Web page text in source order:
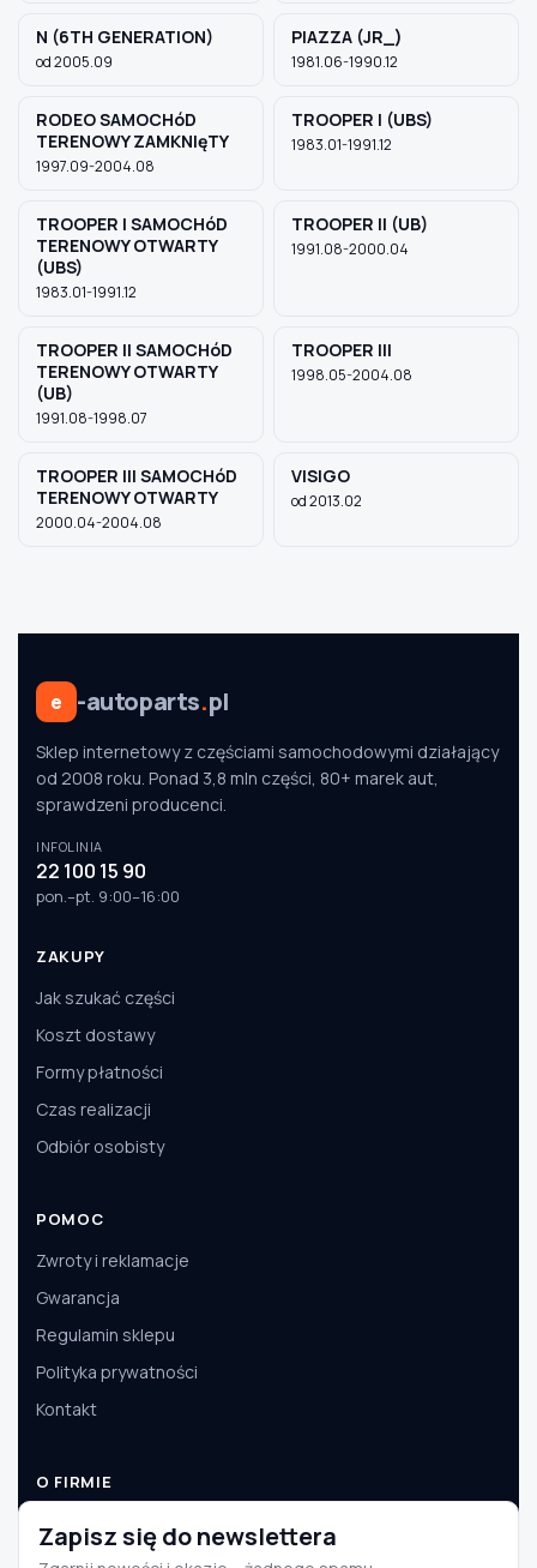
N (6TH GENERATION)
od 2005.09
PIAZZA (JR_)
1981.06-1990.12
RODEO SAMOCHóD
TERENOWY ZAMKNIęTY
1997.09-2004.08
TROOPER I (UBS)
1983.01-1991.12
TROOPER I SAMOCHóD
TERENOWY OTWARTY
(UBS)
1983.01-1991.12
TROOPER II (UB)
1991.08-2000.04
TROOPER II SAMOCHóD
TERENOWY OTWARTY
(UB)
1991.08-1998.07
TROOPER III
1998.05-2004.08
TROOPER III SAMOCHóD
TERENOWY OTWARTY
2000.04-2004.08
VISIGO
od 2013.02
e -autoparts.pl
Sklep internetowy z częściami samochodowymi działający
od 2008 roku. Ponad 3,8 mln części, 80+ marek aut,
sprawdzeni producenci.
INFOLINIA
22 100 15 90
pon.–pt. 9:00–16:00
ZAKUPY
Jak szukać części
Koszt dostawy
Formy płatności
Czas realizacji
Odbiór osobisty
POMOC
Zwroty i reklamacje
Gwarancja
Regulamin sklepu
Polityka prywatności
Kontakt
O FIRMIE
O nas
Dane firmy
Zapisz się do newslettera